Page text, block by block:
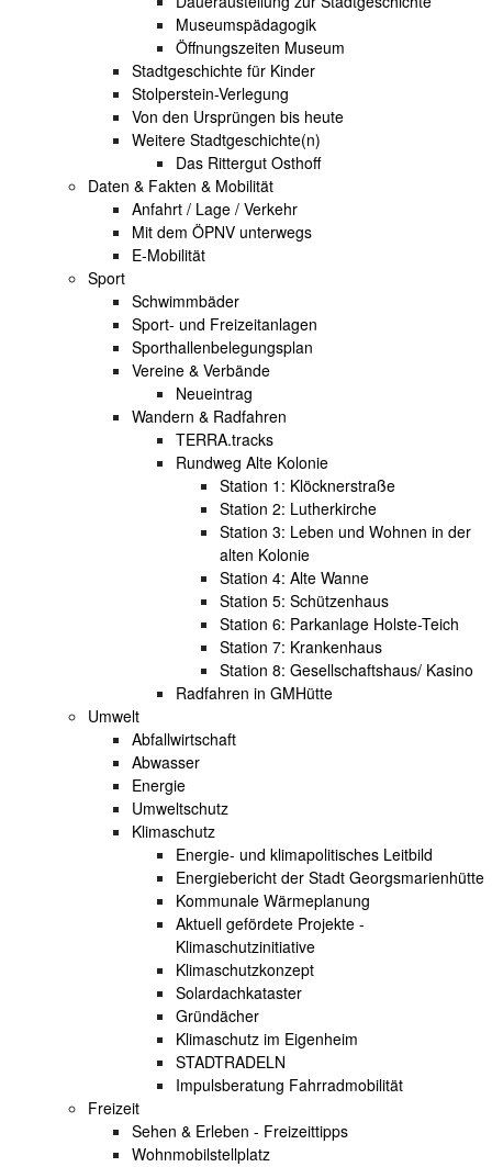
Museumspädagogik
Öffnungszeiten Museum
Stadtgeschichte für Kinder
Stolperstein-Verlegung
Von den Ursprüngen bis heute
Weitere Stadtgeschichte(n)
Das Rittergut Osthoff
Daten & Fakten & Mobilität
Anfahrt / Lage / Verkehr
Mit dem ÖPNV unterwegs
E-Mobilität
Sport
Schwimmbäder
Sport- und Freizeitanlagen
Sporthallenbelegungsplan
Vereine & Verbände
Neueintrag
Wandern & Radfahren
TERRA.tracks
Rundweg Alte Kolonie
Station 1: Klöcknerstraße
Station 2: Lutherkirche
Station 3: Leben und Wohnen in der
alten Kolonie
Station 4: Alte Wanne
Station 5: Schützenhaus
Station 6: Parkanlage Holste-Teich
Station 7: Krankenhaus
Station 8: Gesellschaftshaus/ Kasino
Radfahren in GMHütte
Umwelt
Abfallwirtschaft
Abwasser
Energie
Umweltschutz
Klimaschutz
Energie- und klimapolitisches Leitbild
Energiebericht der Stadt Georgsmarienhütte
Kommunale Wärmeplanung
Aktuell gefördete Projekte -
Klimaschutzinitiative
Klimaschutzkonzept
Solardachkataster
Gründächer
Klimaschutz im Eigenheim
STADTRADELN
Impulsberatung Fahrradmobilität
Freizeit
Sehen & Erleben - Freizeittipps
Wohnmobilstellplatz